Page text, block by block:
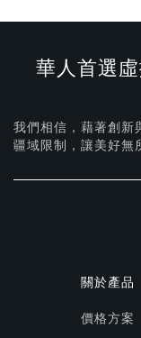
華人首選
我們相信，藉著創新
疆域限制，讓美好無
關於產品
價格方案